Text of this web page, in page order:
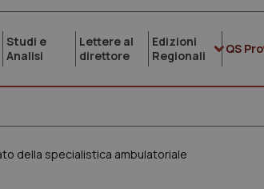
Studi e
Analisi
Lettere al
direttore
Edizioni
Regionali
QS Pro
della specialistica ambulatoriale